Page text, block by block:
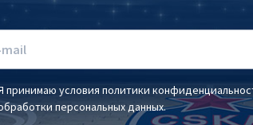
принимаю условия политики
персональных данных.